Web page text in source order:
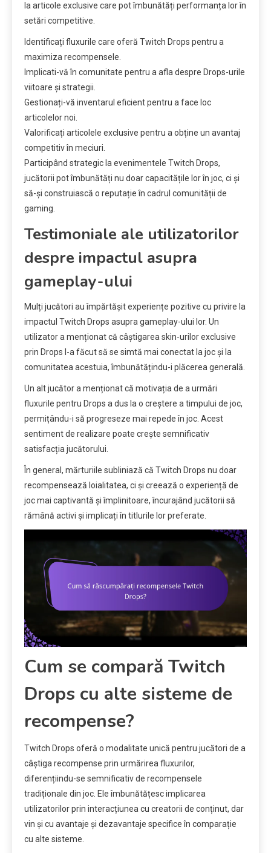
la articole exclusive care pot îmbunătăți performanța lor în
setări competitive.
Identificați fluxurile care oferă Twitch Drops pentru a
maximiza recompensele.
Implicati-vă în comunitate pentru a afla despre Drops-urile
viitoare și strategii.
Gestionați-vă inventarul eficient pentru a face loc
articolelor noi.
Valorificați articolele exclusive pentru a obține un avantaj
competitiv în meciuri.
Participând strategic la evenimentele Twitch Drops,
jucătorii pot îmbunătăți nu doar capacitățile lor în joc, ci și
să-și construiască o reputație în cadrul comunității de
gaming.
Testimoniale ale utilizatorilor
despre impactul asupra
gameplay-ului
Mulți jucători au împărtășit experiențe pozitive cu privire la
impactul Twitch Drops asupra gameplay-ului lor. Un
utilizator a menționat că câștigarea skin-urilor exclusive
prin Drops l-a făcut să se simtă mai conectat la joc și la
comunitatea acestuia, îmbunătățindu-i plăcerea generală.
Un alt jucător a menționat că motivația de a urmări
fluxurile pentru Drops a dus la o creștere a timpului de joc,
permițându-i să progreseze mai repede în joc. Acest
sentiment de realizare poate crește semnificativ
satisfacția jucătorului.
În general, mărturiile subliniază că Twitch Drops nu doar
recompensează loialitatea, ci și creează o experiență de
joc mai captivantă și împlinitoare, încurajând jucătorii să
rămână activi și implicați în titlurile lor preferate.
Cum se compară Twitch
Drops cu alte sisteme de
recompense?
Twitch Drops oferă o modalitate unică pentru jucători de a
câștiga recompense prin urmărirea fluxurilor,
diferențiindu-se semnificativ de recompensele
tradiționale din joc. Ele îmbunătățesc implicarea
utilizatorilor prin interacțiunea cu creatorii de conținut, dar
vin și cu avantaje și dezavantaje specifice în comparație
cu alte sisteme.